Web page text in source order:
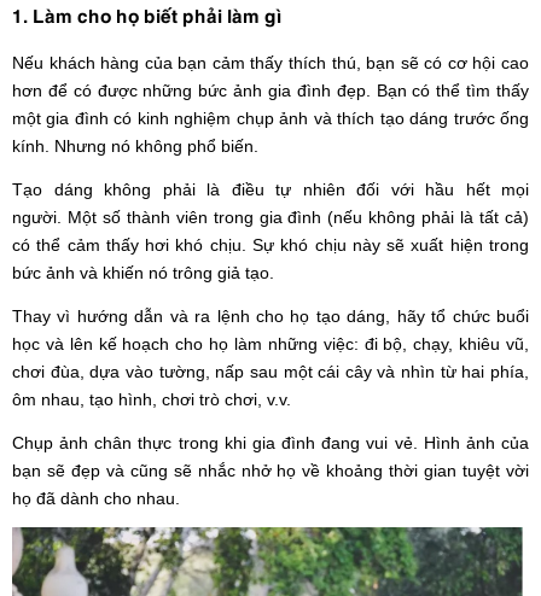
1. Làm cho họ biết phải làm gì
Nếu khách hàng của bạn cảm thấy thích thú, bạn sẽ có cơ hội cao
hơn để có được những bức ảnh gia đình đẹp. Bạn có thể tìm thấy
một gia đình có kinh nghiệm chụp ảnh và thích tạo dáng trước ống
kính. Nhưng nó không phổ biến.
Tạo dáng không phải là điều tự nhiên đối với hầu hết mọi
người. Một số thành viên trong gia đình (nếu không phải là tất cả)
có thể cảm thấy hơi khó chịu. Sự khó chịu này sẽ xuất hiện trong
bức ảnh và khiến nó trông giả tạo.
Thay vì hướng dẫn và ra lệnh cho họ tạo dáng, hãy tổ chức buổi
học và lên kế hoạch cho họ làm những việc: đi bộ, chạy, khiêu vũ,
chơi đùa, dựa vào tường, nấp sau một cái cây và nhìn từ hai phía,
ôm nhau, tạo hình, chơi trò chơi, v.v.
Chụp ảnh chân thực trong khi gia đình đang vui vẻ. Hình ảnh của
bạn sẽ đẹp và cũng sẽ nhắc nhở họ về khoảng thời gian tuyệt vời
họ đã dành cho nhau.